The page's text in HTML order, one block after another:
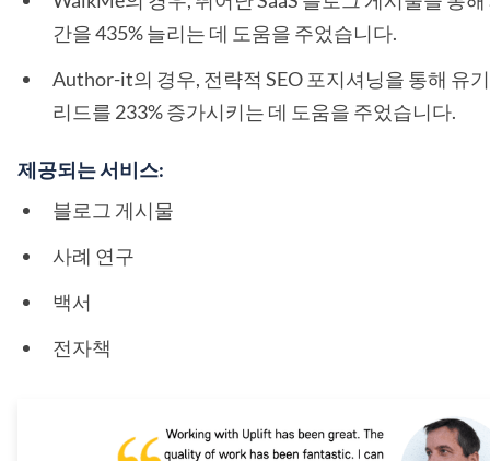
간을 435% 늘리는 데 도움을 주었습니다.
Author-it의 경우, 전략적 SEO 포지셔닝을 통해 유
리드를 233% 증가시키는 데 도움을 주었습니다.
제공되는 서비스:
블로그 게시물
사례 연구
백서
전자책